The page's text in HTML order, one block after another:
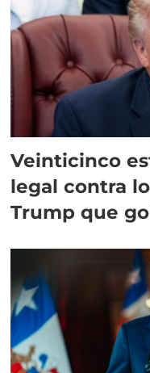
Veinticinco
legal contra
Trump que